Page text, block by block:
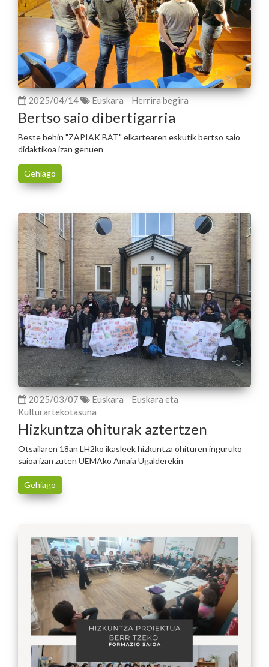
2025/04/14 Euskara Herrira begira
Bertso saio dibertigarria
Beste behin "ZAPIAK BAT" elkartearen eskutik bertso saio
didaktikoa izan genuen
Gehiago
2025/03/07 Euskara
Euskara eta
Kulturartekotasuna
Hizkuntza ohiturak aztertzen
Otsailaren 18an LH2ko ikasleek hizkuntza ohituren inguruko
saioa izan zuten UEMAko Amaia Ugalderekin
Gehiago